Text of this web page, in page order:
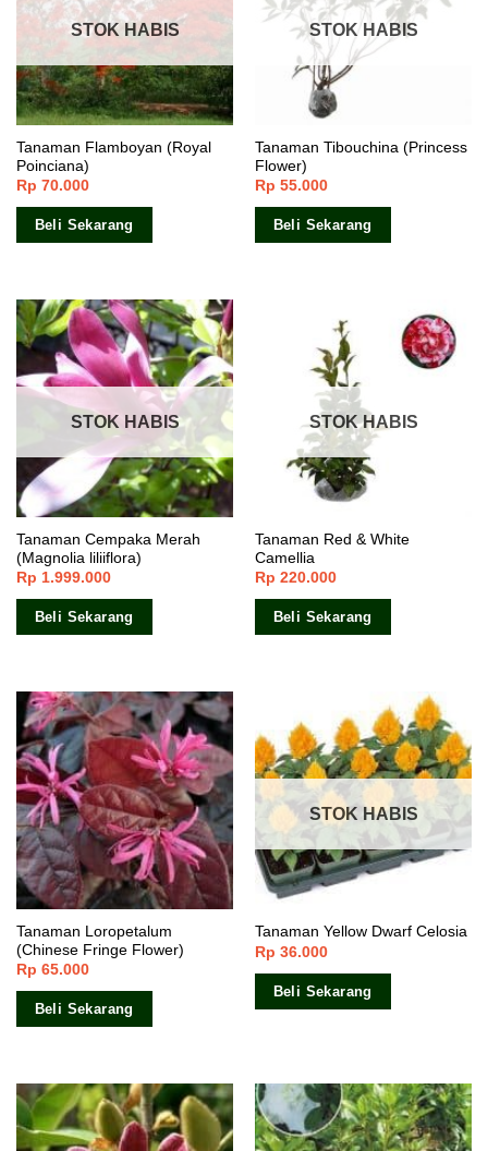
STOK HABIS
Tanaman Flamboyan (Royal
Poinciana)
Rp 70.000
Beli Sekarang
STOK HABIS
Tanaman Tibouchina (Princess
Flower)
Rp 55.000
Beli Sekarang
STOK HABIS
Tanaman Cempaka Merah
(Magnolia liliiflora)
Rp 1.999.000
Beli Sekarang
STOK HABIS
Tanaman Red & White
Camellia
Rp 220.000
Beli Sekarang
Tanaman Loropetalum
(Chinese Fringe Flower)
Rp 65.000
Beli Sekarang
STOK HABIS
Tanaman Yellow Dwarf Celosia
Rp 36.000
Beli Sekarang